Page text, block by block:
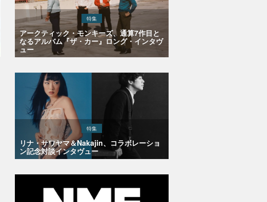
特集
アークティック・モンキーズ、通算7作目と
なるアルバム『ザ・カー』ロング・インタヴ
ュー
特集
リナ・サワヤマ＆Nakajin、コラボレーショ
ン記念対談インタヴュー